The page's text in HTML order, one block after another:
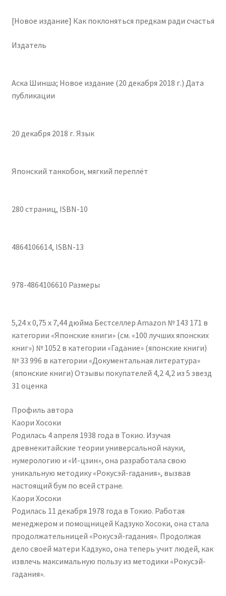
Чистка кондиционеров
[Новое издание] Как поклоняться предкам ради счастья
Издатель
Аска Шинша; Новое издание (20 декабря 2018 г.) Дата
публикации
20 декабря 2018 г. Язык
Японский танкобон, мягкий переплёт
280 страниц, ISBN-10
4864106614, ISBN-13
978-4864106610 Размеры
5,24 x 0,75 x 7,44 дюйма Бестселлер Amazon № 143 171 в
категории «Японские книги» (см. «100 лучших японских
книг») № 1052 в категории «Гадание» (японские книги)
№ 33 996 в категории «Документальная литература»
(японские книги) Отзывы покупателей 4,2 4,2 из 5 звезд
31 оценка
Профиль автора
Каори Хосоки
Родилась 4 апреля 1938 года в Токио. Изучая
древнекитайские теории универсальной науки,
нумерологию и «И-цзин», она разработала свою
уникальную методику «Рокусэй-гадания», вызвав
настоящий бум по всей стране.
Каори Хосоки
Родилась 11 декабря 1978 года в Токио. Работая
менеджером и помощницей Кадзуко Хосоки, она стала
продолжательницей «Рокусэй-гадания». Продолжая
дело своей матери Кадзуко, она теперь учит людей, как
извлечь максимальную пользу из методики «Рокусэй-
гадания».